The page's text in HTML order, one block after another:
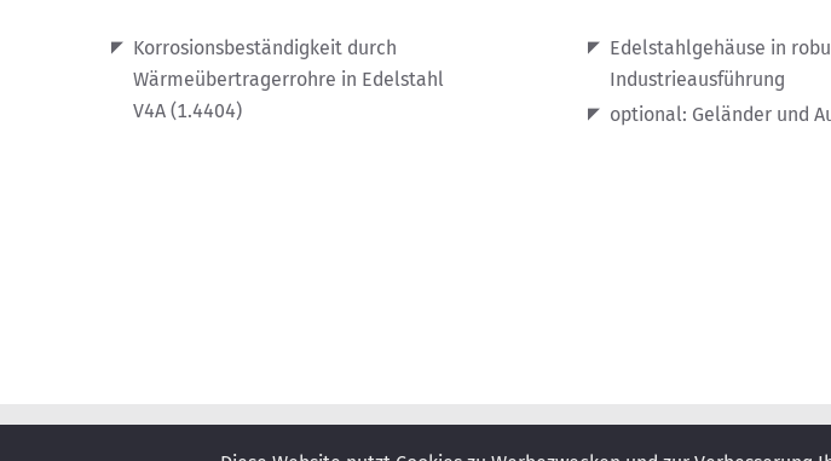
Korrosionsbeständigkeit durch
Wärmeübertragerrohre in Edelstahl
V4A (1.4404)
Edelstahlgehäuse in
Industrieausführung
optional: Geländer und
STANDORTE KONTAKT PPWR